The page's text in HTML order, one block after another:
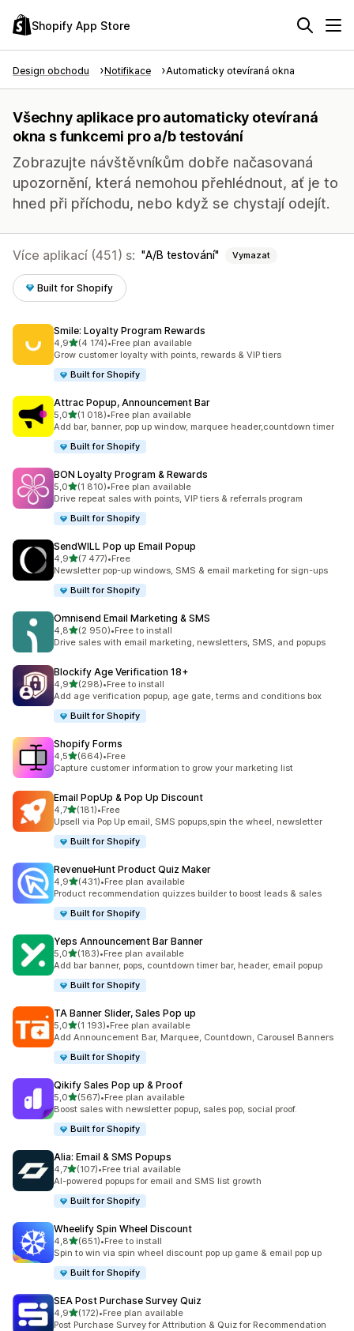
Shopify App Store
Design obchodu Notifikace Automaticky otevíraná okna
Všechny aplikace pro automaticky otevíraná
okna s funkcemi pro a/​b testování
Zobrazujte návštěvníkům dobře načasovaná
upozornění, která nemohou přehlédnout, ať je to
hned při příchodu, nebo když se chystají odejít.
Více aplikací (451) s: A/​B testování Vymazat
Built for Shopify
Smile: Loyalty Program Rewards
4,9z 5 hvězd
(4 174)
Celkový počet recenzí: 4174
•Free plan available
Grow customer loyalty with points, rewards & VIP tiers
Built for Shopify
Attrac Popup, Announcement Bar
5,0z 5 hvězd
(1 018)
Celkový počet recenzí: 1018
•Free plan available
Add bar, banner, pop up window, marquee header,countdown timer
Built for Shopify
BON Loyalty Program & Rewards
5,0z 5 hvězd
(1 810)
Celkový počet recenzí: 1810
•Free plan available
Drive repeat sales with points, VIP tiers & referrals program
Built for Shopify
SendWILL Pop up Email Popup
4,9z 5 hvězd
(7 477)
Celkový počet recenzí: 7477
•Free
Newsletter pop-up windows, SMS & email marketing for sign-ups
Built for Shopify
Omnisend Email Marketing & SMS
4,8z 5 hvězd
(2 950)
Celkový počet recenzí: 2950
•Free to install
Drive sales with email marketing, newsletters, SMS, and popups
Blockify Age Verification 18+
4,9z 5 hvězd
(298)
Celkový počet recenzí: 298
•Free to install
Add age verification popup, age gate, terms and conditions box
Built for Shopify
Shopify Forms
4,5z 5 hvězd
(664)
Celkový počet recenzí: 664
•Free
Capture customer information to grow your marketing list
Email PopUp & Pop Up Discount
4,7z 5 hvězd
(181)
Celkový počet recenzí: 181
•Free
Upsell via Pop Up email, SMS popups,spin the wheel, newsletter
Built for Shopify
RevenueHunt Product Quiz Maker
4,9z 5 hvězd
(431)
Celkový počet recenzí: 431
•Free plan available
Product recommendation quizzes builder to boost leads & sales
Built for Shopify
Yeps Announcement Bar Banner
5,0z 5 hvězd
(183)
Celkový počet recenzí: 183
•Free plan available
Add bar banner, pops, countdown timer bar, header, email popup
Built for Shopify
TA Banner Slider, Sales Pop up
5,0z 5 hvězd
(1 193)
Celkový počet recenzí: 1193
•Free plan available
Add Announcement Bar, Marquee, Countdown, Carousel Banners
Built for Shopify
Qikify Sales Pop up & Proof
5,0z 5 hvězd
(567)
Celkový počet recenzí: 567
•Free plan available
Boost sales with newsletter popup, sales pop, social proof.
Built for Shopify
Alia: Email & SMS Popups
4,7z 5 hvězd
(107)
Celkový počet recenzí: 107
•Free trial available
AI-powered popups for email and SMS list growth
Built for Shopify
Wheelify Spin Wheel Discount
4,8z 5 hvězd
(651)
Celkový počet recenzí: 651
•Free to install
Spin to win via spin wheel discount pop up game & email pop up
Built for Shopify
SEA Post Purchase Survey Quiz
4,9z 5 hvězd
(172)
Celkový počet recenzí: 172
•Free plan available
Post Purchase Survey for Attribution & Quiz for Recommendation